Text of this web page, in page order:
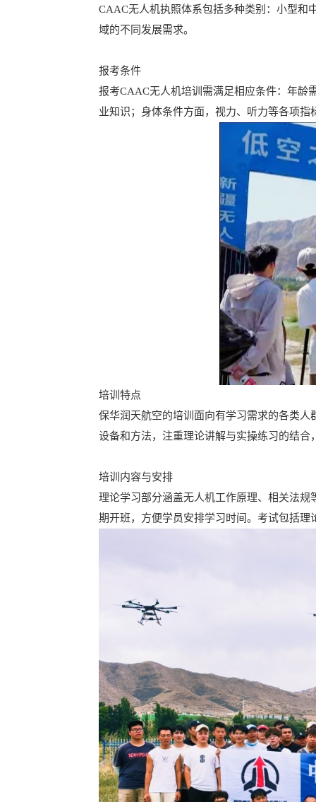
CAAC无人机执照体系包括多种类别：小型和
域的不同发展需求。
报考条件
报考CAAC无人机培训需满足相应条件：年龄
业知识；身体条件方面，视力、听力等各项
培训特点
保华润天航空的培训面向有学习需求的各类
设备和方法，注重理论讲解与实操练习的结
培训内容与安排
理论学习部分涵盖无人机工作原理、相关法
期开班，方便学员安排学习时间。考试包括